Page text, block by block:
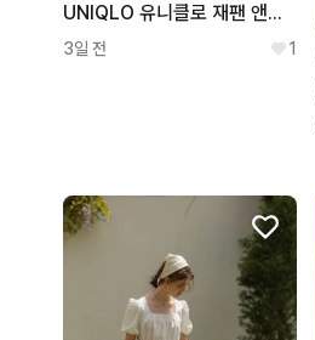
UNIQLO 유니클로 재팬 앤디워홀 캠벨스프캔 A라인 롱나시 C315
3일 전 1